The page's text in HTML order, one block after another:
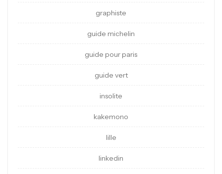
graphiste
guide michelin
guide pour paris
guide vert
insolite
kakemono
lille
linkedin